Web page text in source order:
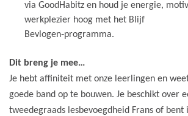
via GoodHabitz en houd je energie,
werkplezier hoog met het Blijf
Bevlogen‑programma.
Dit breng je mee…
Je hebt affiniteit met onze leerlingen en
goede band op te bouwen. Je beschikt over
tweedegraads lesbevoegdheid Frans of bent